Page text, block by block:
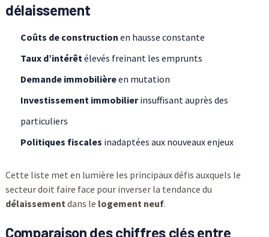
délaissement
Coûts de construction en hausse constante
Taux d’intérêtélevés freinant les emprunts
Demande immobilièreen mutation
Investissement immobilierinsuffisant auprès des
particuliers
Politiques fiscales inadaptées aux nouveaux enjeux
Cette liste met en lumière les principaux défis auxquels le
secteur doit faire face pour inverser la tendance du
délaissementdans le logement neuf.
Comparaison des chiffres clés entre